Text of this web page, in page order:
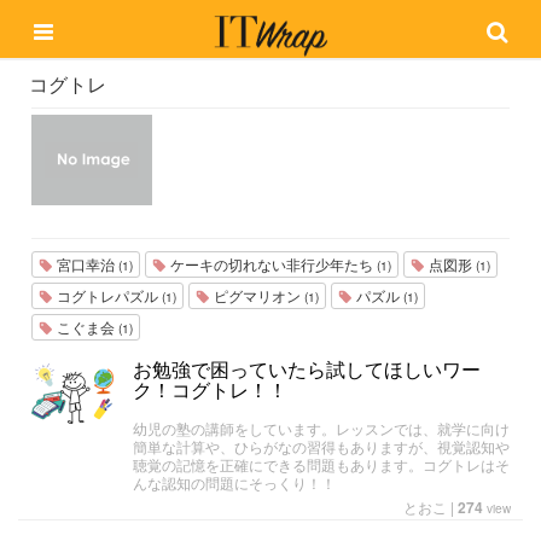
コグトレ
宮口幸治 (1) ケーキの切れない非行少年たち (1) 点図形 (1)
コグトレパズル (1) ピグマリオン (1) パズル (1)
こぐま会 (1)
お勉強で困っていたら試してほしいワー
ク！コグトレ！！
幼児の塾の講師をしています。レッスンでは、就学に向け
簡単な計算や、ひらがなの習得もありますが、視覚認知や
聴覚の記憶を正確にできる問題もあります。コグトレはそ
んな認知の問題にそっくり！！
とおこ | 274 view